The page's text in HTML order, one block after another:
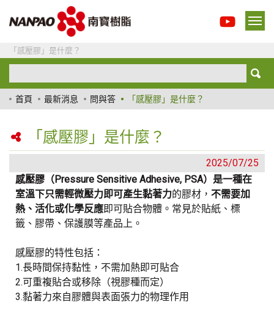
「感壓膠」是什麼？
首頁 最新消息 問與答 「感壓膠」是什麼？
「感壓膠」是什麼？
2025/07/25
感壓膠（Pressure Sensitive Adhesive, PSA） 是一種在
室溫下只需輕微壓力即可產生黏著力的膠材， 不需要加
熱、活化或化學反應即可貼合物體。常見於貼紙、標
籤、膠帶、保護膜等產品上。
感壓膠的特性包括：
1.長時間保持黏性，不需加熱即可貼合
2.可重複貼合或移除（視膠種而定）
3.黏著力來自膠體與表面張力的物理作用